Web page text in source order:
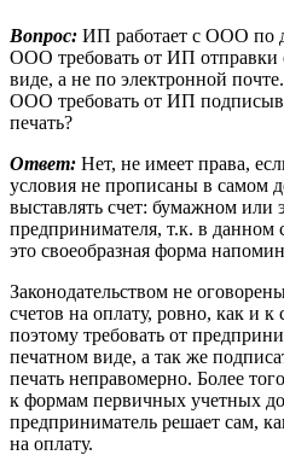
Вопрос: ИП работает с ООО по
ООО требовать от ИП отправки
виде, а не по электронной
ООО требовать от ИП
печать?
Ответ: Нет, не имеет права,
условия не прописаны в самом
выставлять счет: бумажном или
предпринимателя, т.к. в данном
это своеобразная форма
Законодательством не
счетов на оплату, ровно, как и к
поэтому требовать от
печатном виде, а так же
печать неправомерно. Более
к формам первичных учетных
предприниматель решает сам,
на оплату.